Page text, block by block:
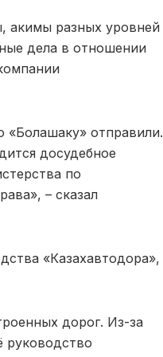
акимы разных уровней
дела в отношении
«Болашаку» отправили.
досудебное
по
– сказал
«Казахавтодора»,
дорог. Из-за
руководство